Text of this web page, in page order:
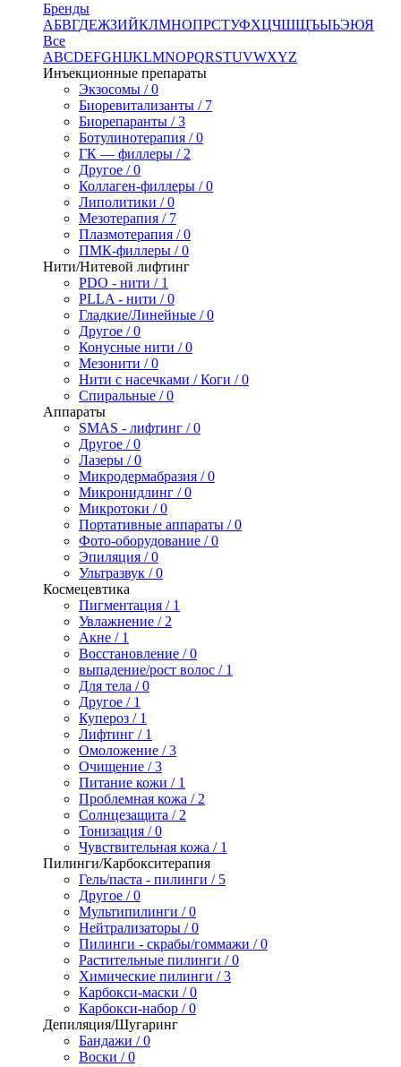
Бренды
АБВГДЕЖЗИЙКЛМНОПРСТУФХЦЧШЩЪЫЬЭЮЯ
Все
ABCDEFGHIJKLMNOPQRSTUVWXYZ
Инъекционные препараты
Экзосомы / 0
Биоревитализанты / 7
Биорепаранты / 3
Ботулинотерапия / 0
ГК — филлеры / 2
Другое / 0
Коллаген-филлеры / 0
Липолитики / 0
Мезотерапия / 7
Плазмотерапия / 0
ПМК-филлеры / 0
Нити/Нитевой лифтинг
PDO - нити / 1
PLLA - нити / 0
Гладкие/Линейные / 0
Другое / 0
Конусные нити / 0
Мезонити / 0
Нити с насечками / Коги / 0
Спиральные / 0
Аппараты
SMAS - лифтинг / 0
Другое / 0
Лазеры / 0
Микродермабразия / 0
Микронидлинг / 0
Микротоки / 0
Портативные аппараты / 0
Фото-оборудование / 0
Эпиляция / 0
Ультразвук / 0
Космецевтика
Пигментация / 1
Увлажнение / 2
Акне / 1
Восстановление / 0
выпадение/рост волос / 1
Для тела / 0
Другое / 1
Купероз / 1
Лифтинг / 1
Омоложение / 3
Очищение / 3
Питание кожи / 1
Проблемная кожа / 2
Солнцезащита / 2
Тонизация / 0
Чувствительная кожа / 1
Пилинги/Карбокситерапия
Гель/паста - пилинги / 5
Другое / 0
Мультипилинги / 0
Нейтрализаторы / 0
Пилинги - скрабы/гоммажи / 0
Растительные пилинги / 0
Химические пилинги / 3
Карбокси-маски / 0
Карбокси-набор / 0
Депиляция/Шугаринг
Бандажи / 0
Воски / 0